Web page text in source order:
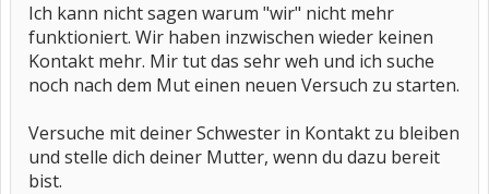
Ich kann nicht sagen warum "wir" nicht mehr
funktioniert. Wir haben inzwischen wieder keinen
Kontakt mehr. Mir tut das sehr weh und ich suche
noch nach dem Mut einen neuen Versuch zu starten.
Versuche mit deiner Schwester in Kontakt zu bleiben
und stelle dich deiner Mutter, wenn du dazu bereit
bist.